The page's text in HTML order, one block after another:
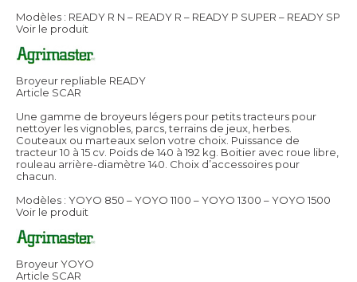
Modèles : READY R N – READY R – READY P SUPER – READY SP
Voir le produit
Broyeur repliable READY
Article SCAR
Une gamme de broyeurs légers pour petits tracteurs pour
nettoyer les vignobles, parcs, terrains de jeux, herbes.
Couteaux ou marteaux selon votre choix. Puissance de
tracteur 10 à 15 cv. Poids de 140 à 192 kg. Boitier avec roue libre,
rouleau arrière-diamètre 140. Choix d’accessoires pour
chacun.
Modèles : YOYO 850 – YOYO 1100 – YOYO 1300 – YOYO 1500
Voir le produit
Broyeur YOYO
Article SCAR